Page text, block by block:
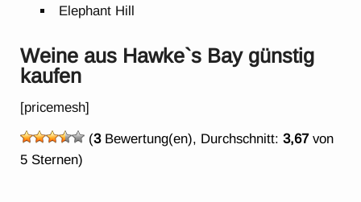
Elephant Hill
Weine aus Hawke`s Bay günstig
kaufen
[pricemesh]
(3Bewertung(en), Durchschnitt:3,67von
5 Sternen)